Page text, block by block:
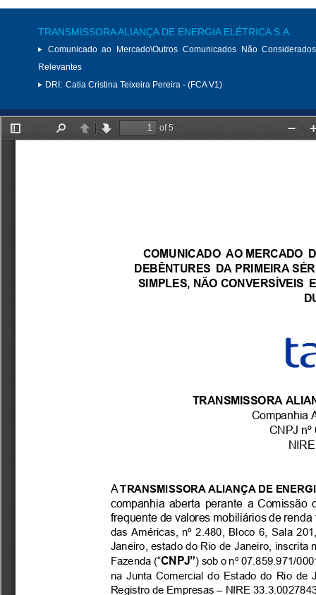
TRANSMISSORA ALIANÇA DE ENERGIA ELÉTRICA S.A.
Comunicado ao Mercado\Outros Comunicados Não
Relevantes
DRI: Catia Cristina Teixeira Pereira - (FCA V1)